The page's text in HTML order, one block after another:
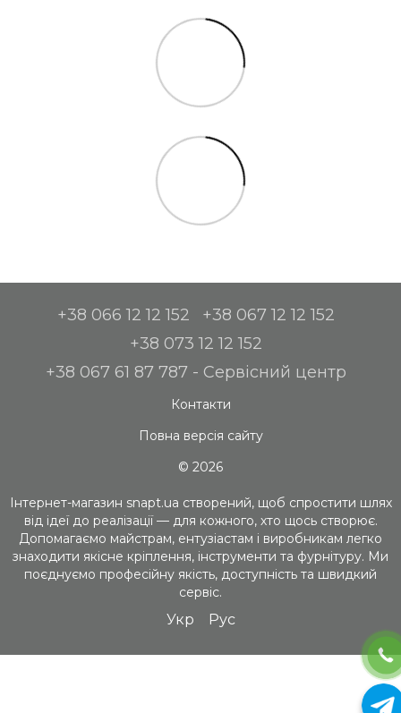
+38 066 12 12 152
+38 067 12 12 152
+38 073 12 12 152
+38 067 61 87 787 - Сервісний центр
Контакти
Повна версія сайту
© 2026
Інтернет-магазин snapt.ua створений, щоб спростити шлях
від ідеї до реалізації — для кожного, хто щось створює.
Допомагаємо майстрам, ентузіастам і виробникам легко
знаходити якісне кріплення, інструменти та фурнітуру. Ми
поєднуємо професійну якість, доступність та швидкий
сервіс.
Укр Рус